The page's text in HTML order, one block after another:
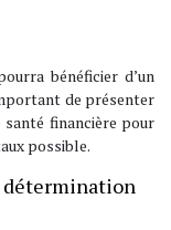
bénéficier d’un
de présenter
financière pour
possible.
détermination